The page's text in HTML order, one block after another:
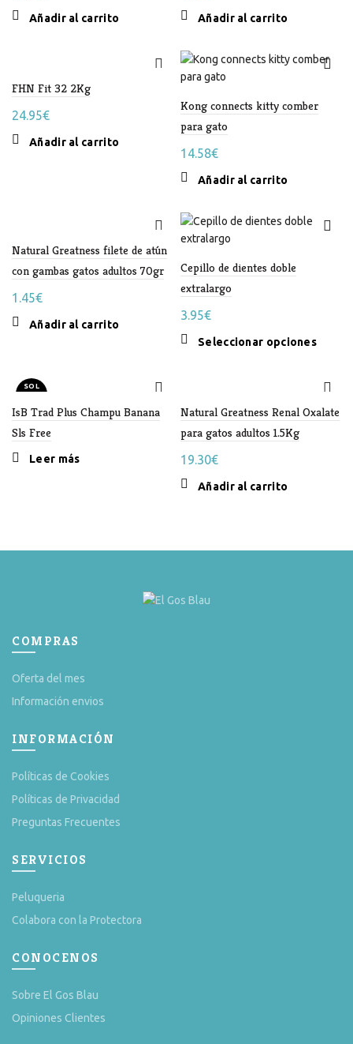
Añadir al carrito Añadir al carrito
FHN Fit 32 2Kg
24.95€
Añadir al carrito
Kong connects kitty comber
para gato
14.58€
Añadir al carrito
Natural Greatness filete de atún
con gambas gatos adultos 70gr
1.45€
Añadir al carrito
Cepillo de dientes doble
extralargo
3.95€
Seleccionar opcionesEste
página
SOL
D OU
IsB Trad Plus Champu Banana
Sls Free
Leer más
Natural Greatness Renal Oxalate
para gatos adultos 1.5Kg
19.30€
Añadir al carrito
COMPRAS
Oferta del mes
Información envios
INFORMACIÓN
Políticas de Cookies
Políticas de Privacidad
Preguntas Frecuentes
SERVICIOS
Peluqueria
Colabora con la Protectora
CONOCENOS
Sobre El Gos Blau
Opiniones Clientes